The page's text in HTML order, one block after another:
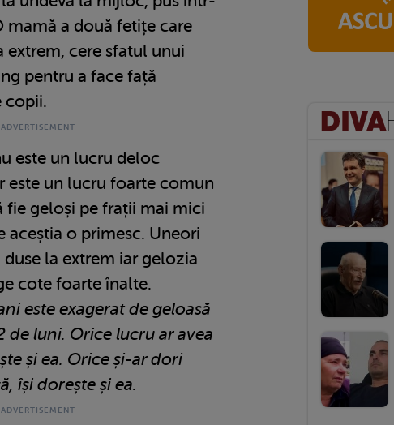
mamă a două fetițe care
extrem, cere sfatul unui
pentru a face față
copii.
este un lucru deloc
este un lucru foarte comun
fie geloși pe frații mai mici
aceștia o primesc. Uneori
la extrem iar gelozia
cote foarte înalte.
este exagerat de geloasă
de luni. Orice lucru ar avea
și ea. Orice și-ar dori
își dorește și ea.